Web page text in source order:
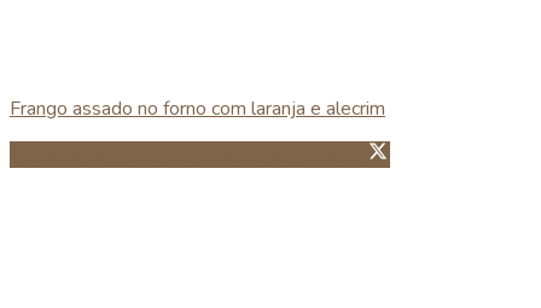
Frango assado no forno com laranja e alecrim
Guardar no Pinterest